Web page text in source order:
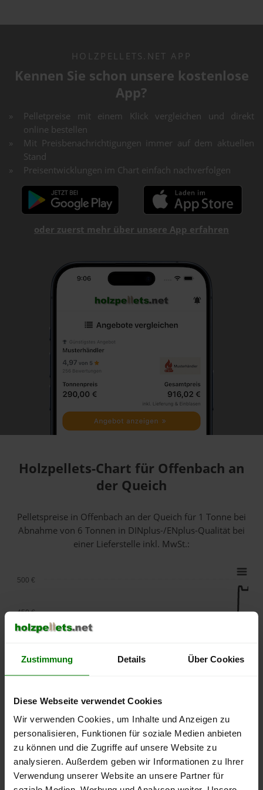
Zustimmung Details Über Cookies
Diese Webseite verwendet Cookies
Wir verwenden Cookies, um Inhalte und Anzeigen zu
personalisieren, Funktionen für soziale Medien anbieten
zu können und die Zugriffe auf unsere Website zu
analysieren. Außerdem geben wir Informationen zu Ihrer
Verwendung unserer Website an unsere Partner für
HOLZPELLETS.NET APP
Kennen Sie schon unsere kostenlose
App?
Pelletpreise mit einem Klick vergleichen und direkt
online bestellen
Mit Preisbenachrichtigungen immer auf dem aktuellen
Stand
Preisentwicklungen im Chart einfach nachverfolgen
oder zuerst mehr über unsere App erfahren
Holzpellets-Chart für Offenbach an
der Queich
Pelletspreise in Offenbach an der Queich für 1 Tonne bei
Abnahmevon 6 Tonnen in DINplus-/ENplus-Qualität bei
einer Lieferstelle inkl. MwSt.:
lose Ware Sackware
September
2025
Januar
2026
Mai
2026
350 €
450 €
500 €